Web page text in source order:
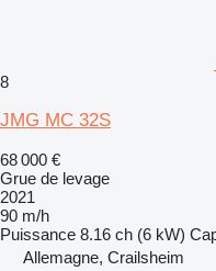
8
JMG MC 32S
68 000 €
Grue de levage
2021
90 m/h
Puissance 8.16 ch (6 kW)
Allemagne, Crailsheim